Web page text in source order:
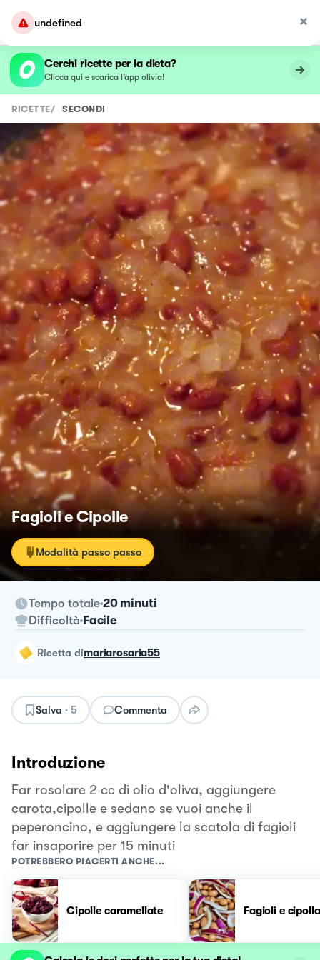
undefined
Cerchi ricette per la dieta?
Clicca qui e scarica l’app olivia!
RICETTE/ SECONDI
Fagioli e Cipolle
Modalità passo passo
Tempo totale 20 minuti
Difficoltà Facile
ricetta dimariarosaria55
Salva · 5 Commenta
Introduzione
Far rosolare 2 cc di olio d'oliva, aggiungere
carota,cipolle e sedano se vuoi anche il
peperoncino, e aggiungere la scatola di fagioli
far insaporire per 15 minuti
POTREBBERO PIACERTI ANCHE...
Cipolle caramellate Fagioli e cipolla